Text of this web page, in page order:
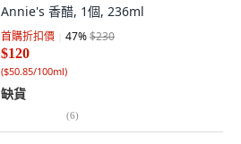
Annie's 香醋, 1個, 236ml
首購折扣價 47%$230
$120
($50.85/100ml)
缺貨
(6)